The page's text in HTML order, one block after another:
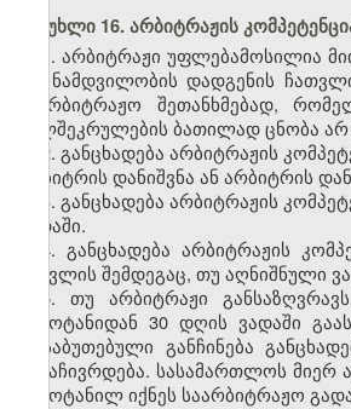
მუხლი 16. არბიტრაჟის
1. არბიტრაჟი უფლებამოსილია
თუ ნამდვილობის დადგენის
საარბიტრაჟო შეთანხმებად,
ხელშეკრულების ბათილად ცნობა
2. განცხადება არბიტრაჟის
არბიტრის დანიშვნა ან არბიტრის
3. განცხადება არბიტრაჟის
ვადაში.
4. განცხადება არბიტრაჟის
გასვლის შემდეგაც, თუ აღნიშნული
5. თუ არბიტრაჟი
გამოტანიდან 30 დღის ვადაში
დასაბუთებული განჩინება
გასაჩივრდება. სასამართლოს
გამოტანილ იქნეს საარბიტრაჟო